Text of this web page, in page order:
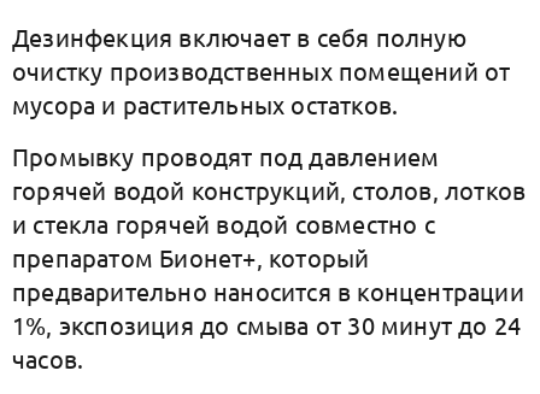
Дезинфекция включает в себя полную
очистку производственных помещений от
мусора и растительных остатков.
Промывку проводят под давлением
горячей водой конструкций, столов, лотков
и стекла горячей водой совместно с
препаратом Бионет+, который
предварительно наносится в концентрации
1%, экспозиция до смыва от 30 минут до 24
часов.